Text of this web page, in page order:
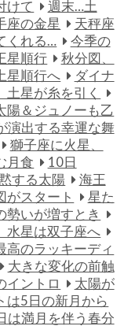
けて
週末…土
座の金星
天秤座
くれる…
今季の
星順行
秋分図、
星順行へ
ダイナ
土星が糸を引く
陽＆ジュノーも乙
演出する幸運な舞
獅子座に火星、
月食
10日
する太陽
海王
がスタート
星た
勢いが増すとき
水星は双子座へ
高のラッキーディ
大きな変化の前触
イントロ
太陽が
は5日の新月から
は満月を伴う春分